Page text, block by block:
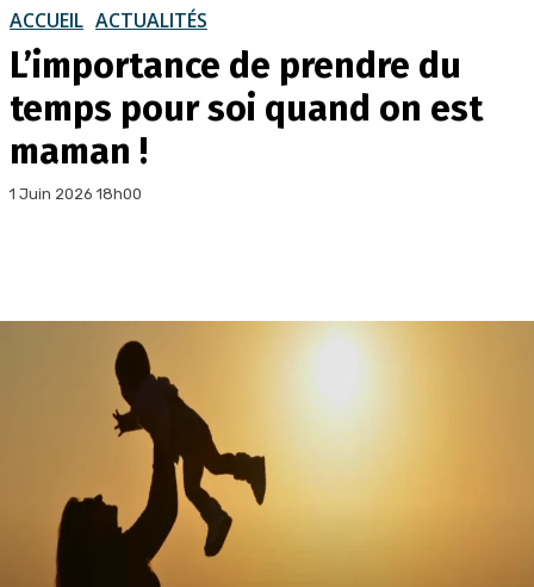
ACCUEIL ACTUALITÉS
L’importance de prendre du
temps pour soi quand on est
maman !
1 Juin 2026 18h00